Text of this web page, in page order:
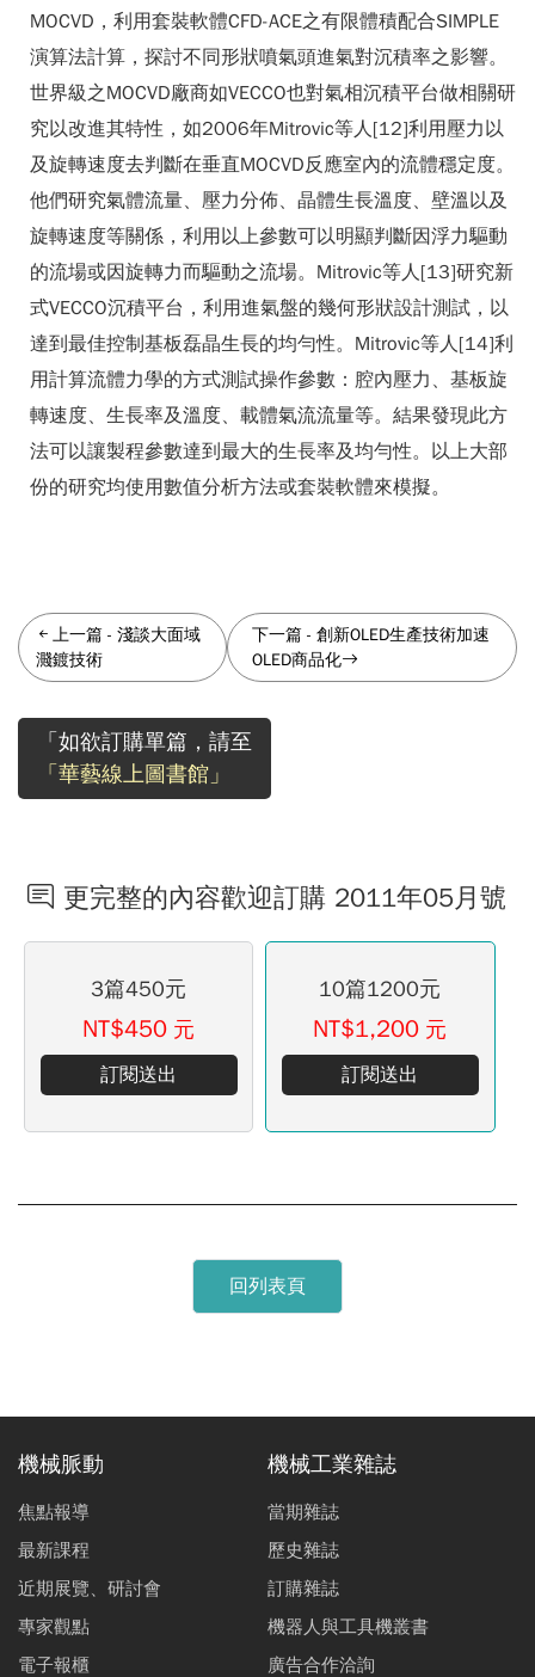
MOCVD，利用套裝軟體CFD-ACE之有限體積配合SIMPLE
演算法計算，探討不同形狀噴氣頭進氣對沉積率之影響。
世界級之MOCVD廠商如VECCO也對氣相沉積平台做相關研
究以改進其特性，如2006年Mitrovic等人[12]利用壓力以
及旋轉速度去判斷在垂直MOCVD反應室內的流體穩定度。
他們研究氣體流量、壓力分佈、晶體生長溫度、壁溫以及
旋轉速度等關係，利用以上參數可以明顯判斷因浮力驅動
的流場或因旋轉力而驅動之流場。Mitrovic等人[13]研究新
式VECCO沉積平台，利用進氣盤的幾何形狀設計測試，以
達到最佳控制基板磊晶生長的均勻性。Mitrovic等人[14]利
用計算流體力學的方式測試操作參數：腔內壓力、基板旋
轉速度、生長率及溫度、載體氣流流量等。結果發現此方
法可以讓製程參數達到最大的生長率及均勻性。以上大部
份的研究均使用數值分析方法或套裝軟體來模擬。
上一篇 - 淺談大面域
濺鍍技術
下一篇 -創新OLED生產技術加速
OLED商品化
「如欲訂購單篇，請至
「華藝線上圖書館」
更完整的內容歡迎訂購 2011年05月號
3篇450元
NT$450 元
訂閱送出
10篇1200元
NT$1,200 元
訂閱送出
回列表頁
機械脈動
焦點報導
最新課程
近期展覽、研討會
專家觀點
電子報櫃
機械工業雜誌
當期雜誌
歷史雜誌
訂購雜誌
機器人與工具機叢書
廣告合作洽詢